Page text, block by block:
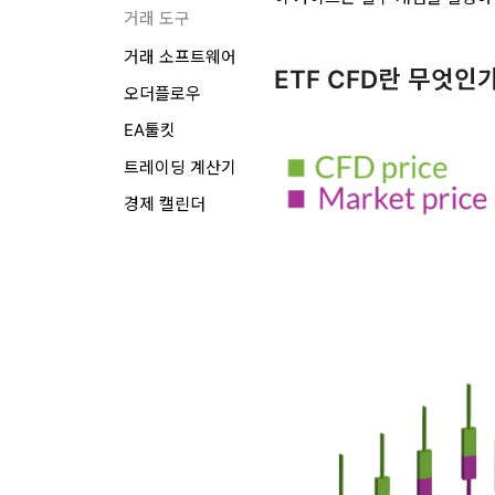
거래 도구
거래 소프트웨어
오더플로우
EA툴킷
트레이딩 계산기
경제 캘린더
ETF CFD란 무엇인